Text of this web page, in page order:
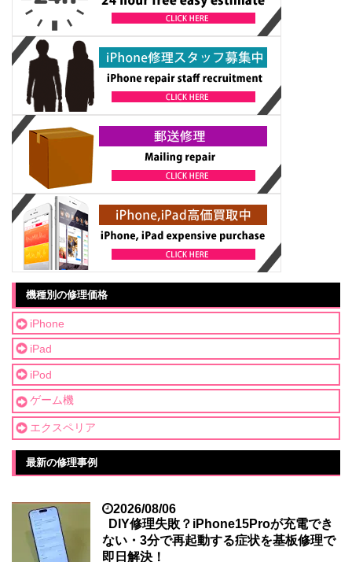
機種別の修理価格
iPhone
iPad
iPod
ゲーム機
エクスペリア
最新の修理事例
2026/08/06
DIY修理失敗？iPhone15Proが充電でき
ない・3分で再起動する症状を基板修理で
即日解決！